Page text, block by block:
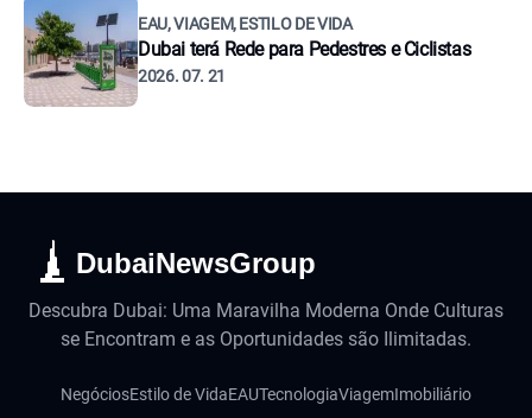
EAU, VIAGEM, ESTILO DE VIDA
Dubai terá Rede para Pedestres e Ciclistas
2026. 07. 21
DubaiNewsGroup
Descubra Dubai: Uma Maravilha Moderna Onde Culturas
se Encontram e as Oportunidades são Ilimitadas.
NegóciosEstilo de VidaEAUTecnologiaViagemImobiliário